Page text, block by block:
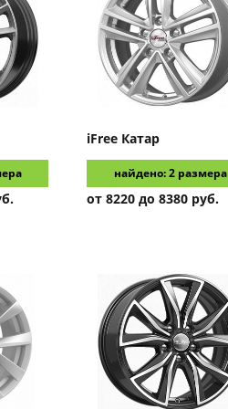
iFree Катар
найдено: 2 размера
от 8220 до 8380 руб.